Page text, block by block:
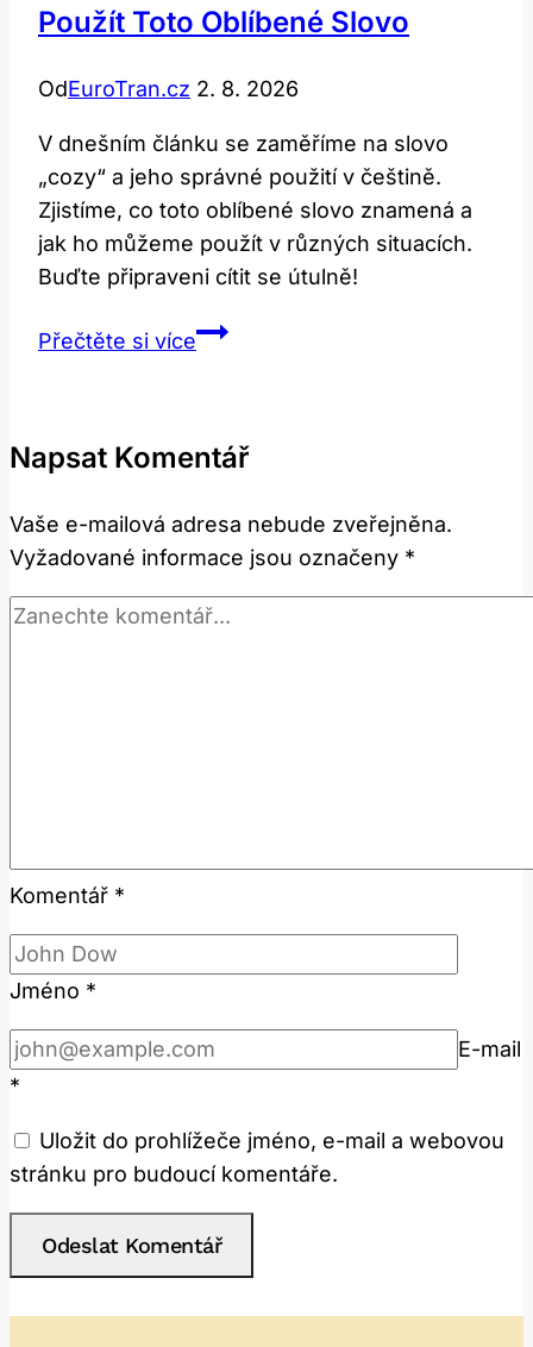
Použít Toto Oblíbené Slovo
OdEuroTran.cz 2. 8. 2026
V dnešním článku se zaměříme na slovo
„cozy“ a jeho správné použití v češtině.
Zjistíme, co toto oblíbené slovo znamená a
jak ho můžeme použít v různých situacích.
Buďte připraveni cítit se útulně!
Přečtěte si vícePřeklad
použít
oblíbené
slovo
Napsat Komentář
Vaše e-mailová adresa nebude zveřejněna.
Vyžadované informace jsou označeny *
Komentář *
Jméno *
E-mail
*
Uložit do prohlížeče jméno, e-mail a webovou
stránku pro budoucí komentáře.